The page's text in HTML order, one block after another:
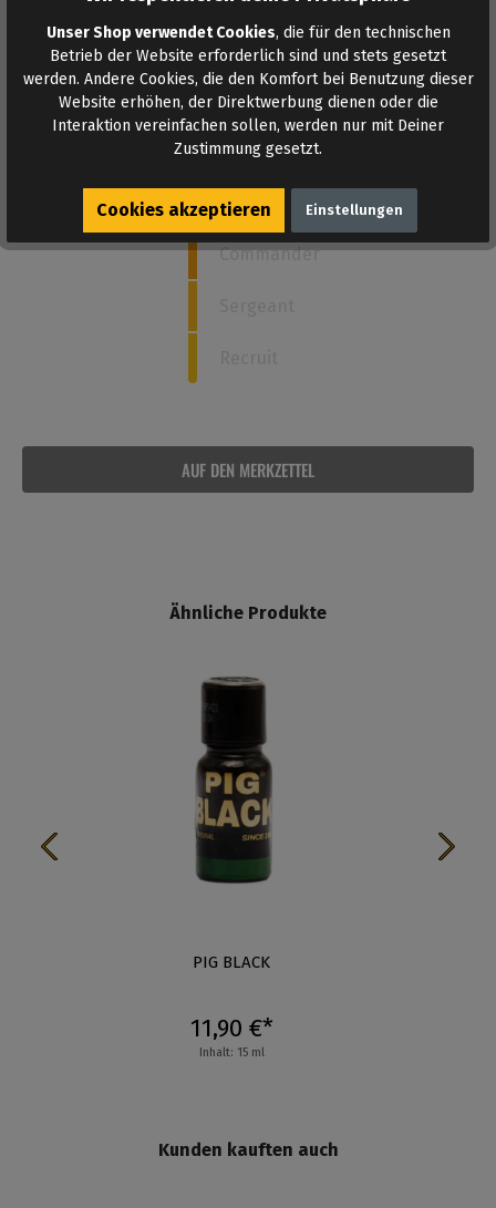
Wie stark ist dieses Poppers?
Admiral
4 Captain
Commander
AUF DEN MERKZETTEL
Ähnliche Produkte
PIG BLACK
11,90 €*
Inhalt: 15 ml
Kunden kauften auch
Unser Shop verwendet Cookies, die für den technischen
Betrieb der Website erforderlich sind und stets gesetzt
werden. Andere Cookies, die den Komfort bei Benutzung dieser
Website erhöhen, der Direktwerbung dienen oder die
Interaktion vereinfachen sollen, werden nur mit Deiner
Zustimmung gesetzt.
Cookies akzeptieren Einstellungen